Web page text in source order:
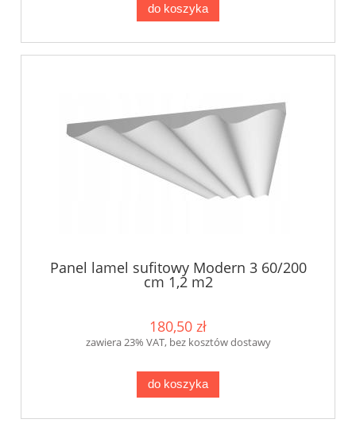
do koszyka
Panel lamel sufitowy Modern 3 60/200
cm 1,2 m2
180,50 zł
zawiera 23% VAT, bez kosztów dostawy
do koszyka